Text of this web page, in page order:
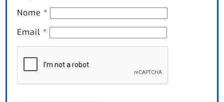
Nome *
Email *